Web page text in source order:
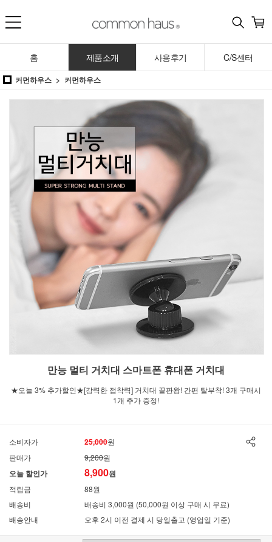
홈 제품소개 사용후기 C/S센터
커먼하우스 커먼하우스
만능 멀티 거치대 스마트폰 휴대폰 거치대
★오늘 3% 추가할인★[강력한 접착력] 거치대 끝판왕! 간편 탈부착! 3개 구매시
1개 추가 증정!
소비자가 25,000원
판매가
9,200원
오늘 할인가 8,900원
적립금
88원
배송비
배송비 3,000원 (50,000원 이상 구매 시 무료)
배송안내
오후 2시 이전 결제 시 당일출고 (영업일 기준)